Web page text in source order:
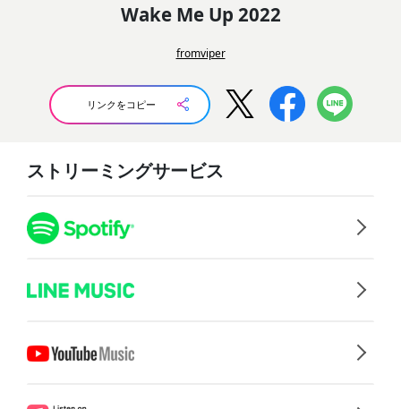
Wake Me Up 2022
fromviper
リンクをコピー
ストリーミングサービス